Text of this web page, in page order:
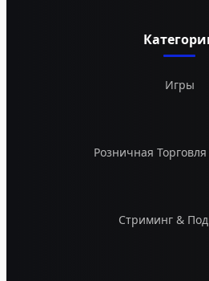
Игры
Розничная
Стриминг &